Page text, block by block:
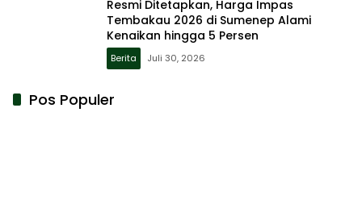
Resmi Ditetapkan, Harga Impas
Tembakau 2026 di Sumenep Alami
Kenaikan hingga 5 Persen
Berita Juli 30, 2026
Pos Populer